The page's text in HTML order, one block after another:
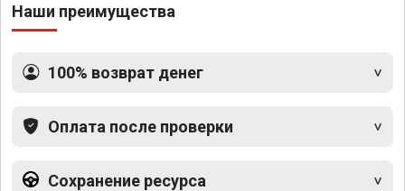
Наши преимущества
100% возврат денег
Оплата после проверки
Сохранение ресурса